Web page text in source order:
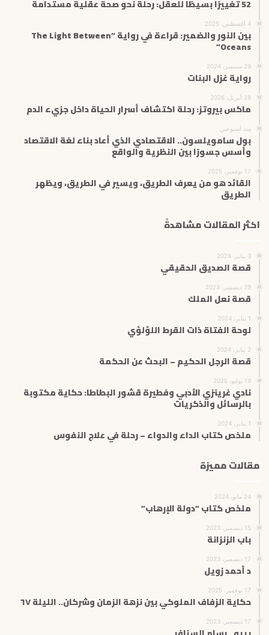
52 تغييرًا بسيطًا للعقل: رحلة نحو صحة عقلية مستدامة
4 أغسطس، 2025
بين النور والضمير: قراءة في رواية “The Light Between
Oceans”
29 سبتمبر، 2024
رواية غزل البنات
28 أبريل، 2026
ماكس بيروتز: رحلة اكتشاف أسرار الحياة داخل جزيء الدم
منذ أسبوعين
بول سامويلسون.. الاقتصادي الذي أعاد بناء لغة الاقتصاد
وأسس جسورًا بين النظرية والواقع
17 نوفمبر، 2025
القائد هو من يعرف الطريق، ويسير في الطريق، ويظهر
الطريق
اكثر المقالات مشاهدةً
3 يناير، 2024
قصة الصديق الحقيقي
29 ديسمبر، 2023
قصة نعل الملك
1 يناير، 2024
لوحة الفتاة ذات القرط اللؤلؤي
2 يناير، 2024
قصة الرجل الحكيم – البحث عن الحكمة
19 يوليو، 2025
نادي غرينزي الأدبي وفطيرة قشور البطاطا: حكاية مكتوبة
بالرسائل والذكريات
1 يناير، 2024
ملخص كتاب الداء والدواء – رحلة في علاج النفوس
مقالات مميزة
24 مايو، 2024
ملخص كتاب “دولة الإرهاب”
15 ديسمبر، 2023
باب الزنزانة
17 ديسمبر، 2023
د أحمد زويل
17 نوفمبر، 2025
حكاية الزفاف الملوكي بين نزهة الزمان وشركان.. الليلة ٦٧
17 ديسمبر، 2023